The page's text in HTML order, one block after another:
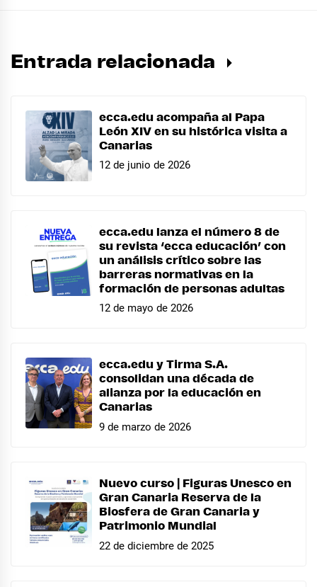
Entrada relacionada
ecca.edu acompaña al Papa
León XIV en su histórica visita a
Canarias
12 de junio de 2026
ecca.edu lanza el número 8 de
su revista ‘ecca educación’ con
un análisis crítico sobre las
barreras normativas en la
formación de personas adultas
12 de mayo de 2026
ecca.edu y Tirma S.A.
consolidan una década de
alianza por la educación en
Canarias
9 de marzo de 2026
Nuevo curso | Figuras Unesco en
Gran Canaria Reserva de la
Biosfera de Gran Canaria y
Patrimonio Mundial
22 de diciembre de 2025